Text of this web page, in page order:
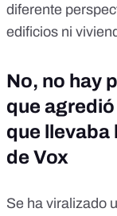
diferente
edificios ni
No, no hay
que
que llevaba
de Vox
Se ha viralizado